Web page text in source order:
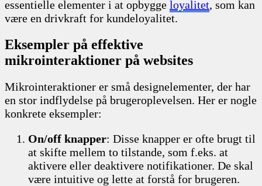
essentielle elementer i at opbygge loyalitet, som kan
være en drivkraft for kundeloyalitet.
Eksempler på effektive
mikrointeraktioner på websites
Mikrointeraktioner er små designelementer, der har
en stor indflydelse på brugeroplevelsen. Her er nogle
konkrete eksempler:
On/off knapper: Disse knapper er ofte brugt til
at skifte mellem to tilstande, som f.eks. at
aktivere eller deaktivere notifikationer. De skal
være intuitive og lette at forstå for brugeren.